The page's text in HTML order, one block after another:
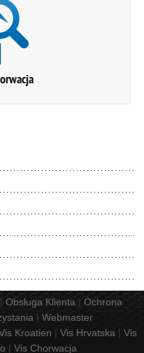
| Obsługa Klienta | Ochrona
| Webmaster
Kroatien | Vis Hrvatska | Vis
| Vis Chorwacja